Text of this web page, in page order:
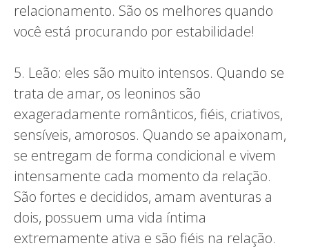
relacionamento. São os melhores quando
você está procurando por estabilidade!
5. Leão: eles são muito intensos. Quando se
trata de amar, os leoninos são
exageradamente românticos, fiéis, criativos,
sensíveis, amorosos. Quando se apaixonam,
se entregam de forma condicional e vivem
intensamente cada momento da relação.
São fortes e decididos, amam aventuras a
dois, possuem uma vida íntima
extremamente ativa e são fiéis na relação.